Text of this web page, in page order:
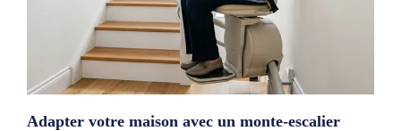
Adapter votre maison avec un monte-escalier